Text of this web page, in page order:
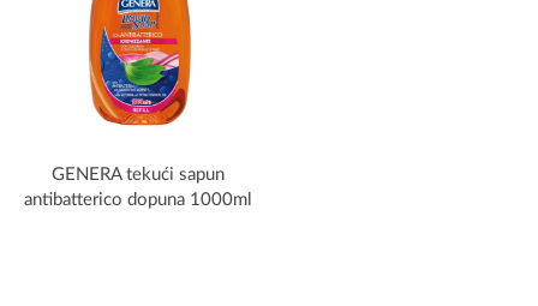
GENERA tekući sapun
antibatterico dopuna 1000ml